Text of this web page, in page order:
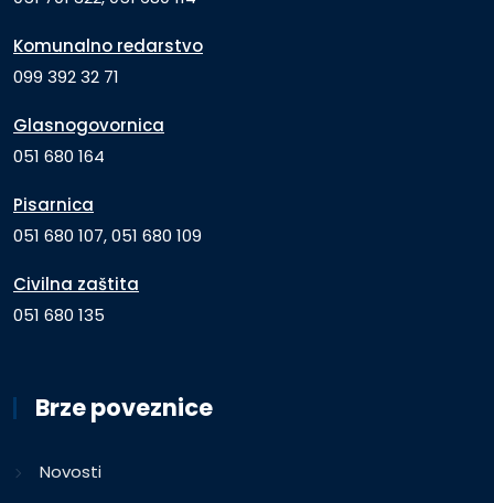
Komunalno redarstvo
099 392 32 71
Glasnogovornica
051 680 164
Pisarnica
051 680 107, 051 680 109
Civilna zaštita
051 680 135
Brze poveznice
Novosti